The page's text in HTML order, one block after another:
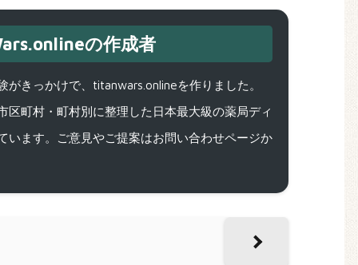
の作成者
きっかけで、titanwars.onlineを作りました。
町村・町村別に整理した日本最大級の薬局ディ
います。ご意見やご提案はお問い合わせページか